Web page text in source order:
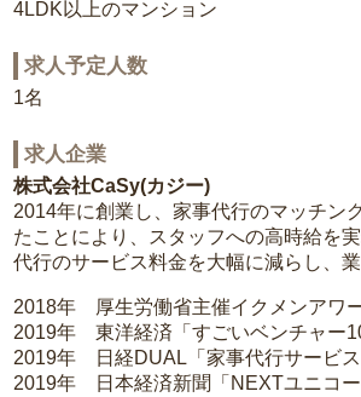
4LDK以上のマンション
求人予定人数
1名
求人企業
株式会社CaSy(カジー)
2014年に創業し、家事代行のマッチン
たことにより、スタッフへの高時給を
代行のサービス料金を大幅に減らし、業
2018年 厚生労働省主催イクメンアワ
2019年 東洋経済「すごいベンチャー
2019年 日経DUAL「家事代行サービ
2019年 日本経済新聞「NEXTユニコ